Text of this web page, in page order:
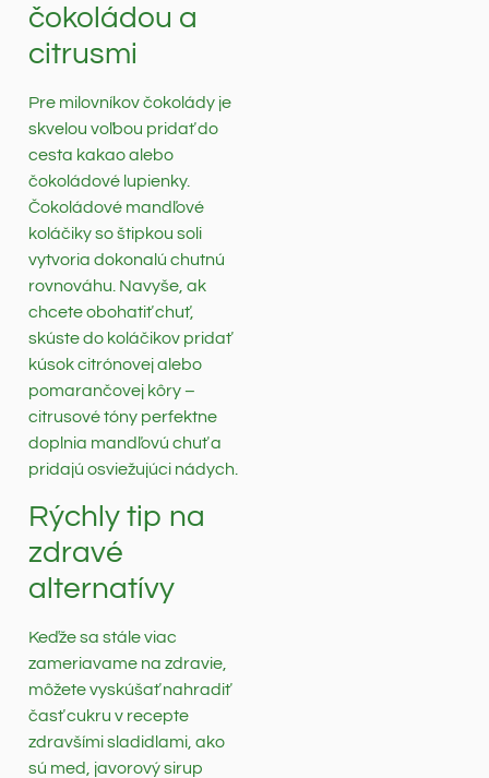
čokoládou a
citrusmi
Pre milovníkov čokolády je
skvelou voľbou pridať do
cesta kakao alebo
čokoládové lupienky.
Čokoládové mandľové
koláčiky so štipkou soli
vytvoria dokonalú chutnú
rovnováhu. Navyše, ak
chcete obohatiť chuť,
skúste do koláčikov pridať
kúsok citrónovej alebo
pomarančovej kôry –
citrusové tóny perfektne
doplnia mandľovú chuť a
pridajú osviežujúci nádych.
Rýchly tip na
zdravé
alternatívy
Keďže sa stále viac
zameriavame na zdravie,
môžete vyskúšať nahradiť
časť cukru v recepte
zdravšími sladidlami, ako
sú med, javorový sirup